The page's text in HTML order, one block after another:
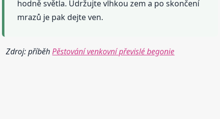
hodně světla. Udržujte vlhkou zem a po skončení
mrazů je pak dejte ven.
Zdroj: příběhPěstování venkovní převislé begonie